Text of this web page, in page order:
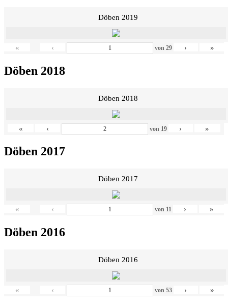
Döben 2019
« ‹ von 29 › »
Döben 2018
Döben 2018
« ‹ von 19 › »
Döben 2017
Döben 2017
« ‹ von 11 › »
Döben 2016
Döben 2016
« ‹ von 53 › »